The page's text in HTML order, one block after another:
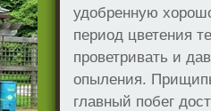
удобренную
период цветения
проветривать и
опыления.
главный побег